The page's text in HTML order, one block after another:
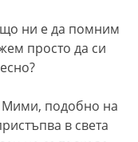
ни е да помним
просто да си
Мими, подобно на
в света